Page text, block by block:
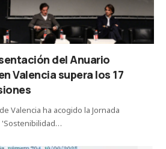
del Anuario
Valencia supera los 17
Valencia ha acogido la Jornada
'Sostenibilidad…